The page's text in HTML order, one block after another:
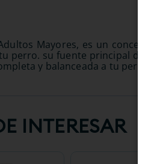
Mayores, es un
perro. su fuente principal de
y balanceada a tu perro
INTERESAR